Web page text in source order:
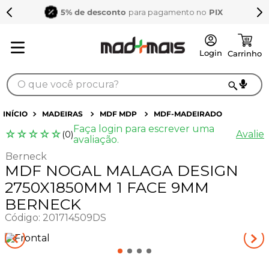
5% de desconto para pagamento no PIX
O que você procura?
MADEIRAS MDF MDP MDF-MADEIRADO
☆☆☆☆☆ (0) Faça login para escrever uma
avaliação.
Avalie
Berneck
MDF NOGAL MALAGA DESIGN
2750X1850MM 1 FACE 9MM
BERNECK
Código: 201714509DS
TERMOS MAIS BUSCADOS
1º
sarrafo
2º
compensados
3º
compensado naval
4º
mdf 15mm
5º
napa
6º
puxador